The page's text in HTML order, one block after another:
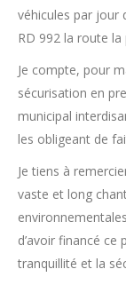
véhicules par jour
RD 992 la route
Je compte, pour
sécurisation en
municipal
les obligeant de
Je tiens à
vaste et long
d’avoir financé
tranquillité et la